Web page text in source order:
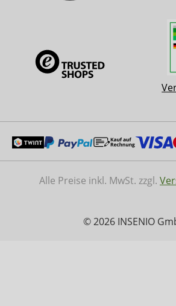
Alle Preise inkl. MwSt. zzgl.
© 2026 INSENIO